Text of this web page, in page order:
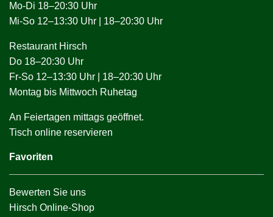
Mo-Di 18–20:30 Uhr
Mi-So 12–13:30 Uhr | 18–20:30 Uhr
Restaurant Hirsch
Do 18–20:30 Uhr
Fr-So 12–13:30 Uhr | 18–20:30 Uhr
Montag bis Mittwoch Ruhetag
An Feiertagen mittags geöffnet.
Tisch online reservieren
Favoriten
Bewerten Sie uns
Hirsch Online-Shop